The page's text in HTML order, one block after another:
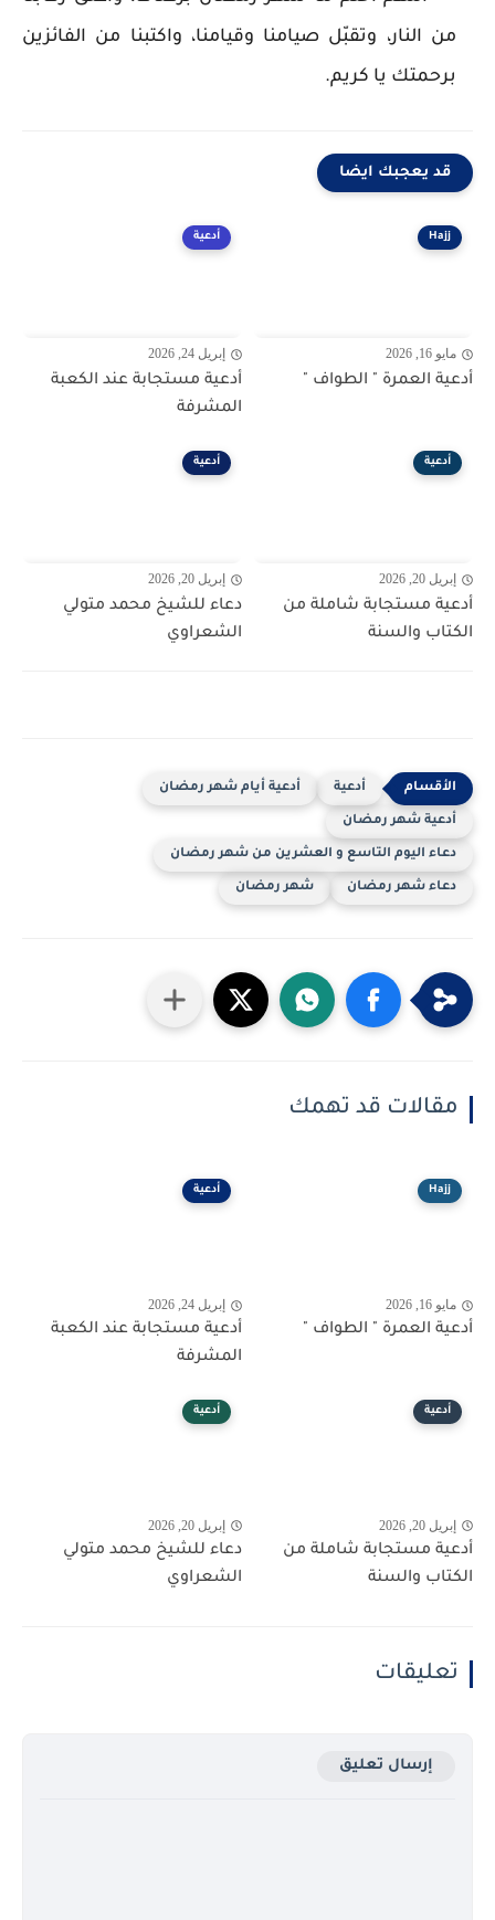
من النار، وتقبّل صيامنا وقيامنا، واكتبنا من الفائزين
برحمتك يا كريم.
قد يعجبك ايضا
Hajj
مايو 16, 2026
أدعية العمرة " الطواف "
أدعية
إبريل 24, 2026
أدعية مستجابة عند الكعبة
المشرفة
أدعية
إبريل 20, 2026
أدعية مستجابة شاملة من
الكتاب والسنة
أدعية
إبريل 20, 2026
دعاء للشيخ محمد متولي
الشعراوي
أدعية أدعية أيام شهر رمضان
أدعية شهر رمضان
دعاء اليوم التاسع و العشرين من شهر رمضان
دعاء شهر رمضان شهر رمضان
مقالات قد تهمك
Hajj
مايو 16, 2026
أدعية العمرة " الطواف "
أدعية
إبريل 24, 2026
أدعية مستجابة عند الكعبة
المشرفة
أدعية
إبريل 20, 2026
أدعية مستجابة شاملة من
الكتاب والسنة
أدعية
إبريل 20, 2026
دعاء للشيخ محمد متولي
الشعراوي
تعليقات
إرسال تعليق